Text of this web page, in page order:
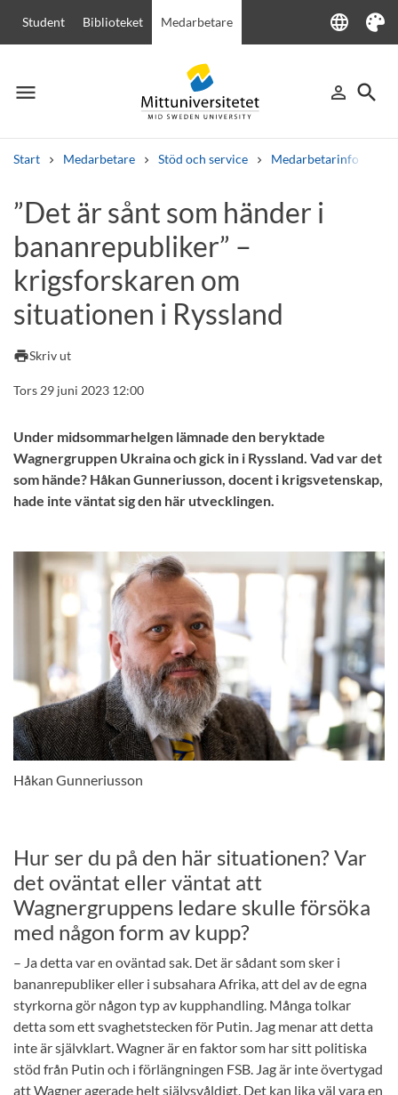
Student Biblioteket Medarbetare language
Language
Tema
menu
Meny person_outline
Logga in
search
Sök
Start Medarbetare Stöd och service Medarbetarinfo
Andra söktjänster
Kurser och program Kursplaner Välkomstbrev
Lediga jobb
”Det är sånt som händer i
bananrepubliker” –
krigsforskaren om
situationen i Ryssland
printSkriv ut
Tors 29 juni 2023 12:00
Under midsommarhelgen lämnade den beryktade
Wagnergruppen Ukraina och gick in i Ryssland. Vad var det
som hände? Håkan Gunneriusson, docent i krigsvetenskap,
hade inte väntat sig den här utvecklingen.
Håkan Gunneriusson
Hur ser du på den här situationen? Var
det oväntat eller väntat att
Wagnergruppens ledare skulle försöka
med någon form av kupp?
– Ja detta var en oväntad sak. Det är sådant som sker i
bananrepubliker eller i subsahara Afrika, att del av de egna
styrkorna gör någon typ av kupphandling. Många tolkar
detta som ett svaghetstecken för Putin. Jag menar att detta
inte är självklart. Wagner är en faktor som har sitt politiska
stöd från Putin och i förlängningen FSB. Jag är inte övertygad
att Wagner agerade helt självsvåldigt. Det kan lika väl vara en